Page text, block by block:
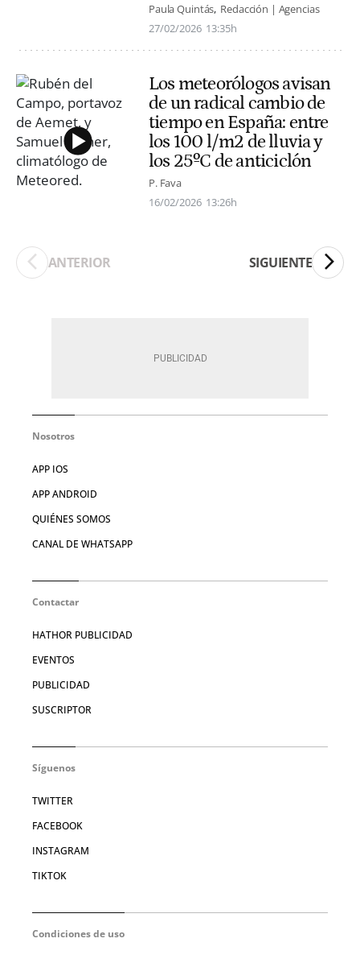
Paula Quintás Redacción | Agencias
27/02/2026 13:35h
Los meteorólogos avisan
de un radical cambio de
tiempo en España: entre
los 100 l/m2 de lluvia y
los 25ºC de anticiclón
P. Fava
16/02/2026 13:26h
ANTERIOR SIGUIENTE
Nosotros
APP IOS
APP ANDROID
QUIÉNES SOMOS
CANAL DE WHATSAPP
Contactar
HATHOR PUBLICIDAD
EVENTOS
PUBLICIDAD
SUSCRIPTOR
Síguenos
TWITTER
FACEBOOK
INSTAGRAM
TIKTOK
Condiciones de uso